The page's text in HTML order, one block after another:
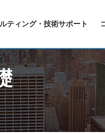
ティング・技術サポート